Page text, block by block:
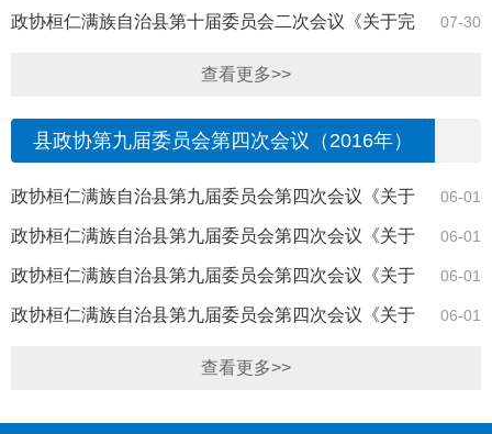
进我县乡村旅游发展的建议的提案》（27号）答复 07-30
政协桓仁满族自治县第十届委员会二次会议《关于完
查看更多>>
县政协第九届委员会第四次会议（2016年）
06-01
政协桓仁满族自治县第九届委员会第四次会议《关于
加快我县禁燃区燃煤锅炉改造的建议的提案》... 06-01
政协桓仁满族自治县第九届委员会第四次会议《关于
在桓仁县人民医院前门左右两侧长江大街上设... 06-01
政协桓仁满族自治县第九届委员会第四次会议《关于
在桓仁政务网开设惠民政策栏的建议》（23号... 06-01
政协桓仁满族自治县第九届委员会第四次会议《关于
查看更多>>